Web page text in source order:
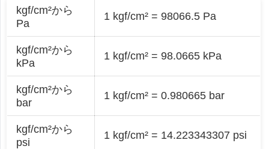
kgf/cm²から
Pa
1 kgf/cm² = 98066.5 Pa
kgf/cm²から
kPa
1 kgf/cm² = 98.0665 kPa
kgf/cm²から
bar
1 kgf/cm² = 0.980665 bar
kgf/cm²から
psi
1 kgf/cm² = 14.223343307 psi